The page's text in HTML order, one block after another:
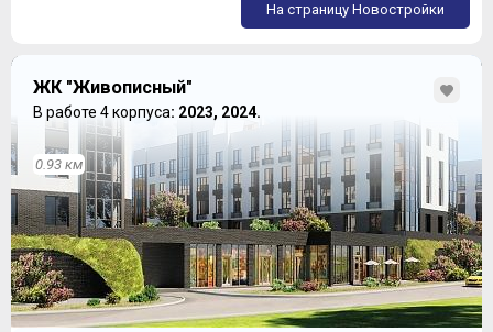
На страницу Новостройки
ЖК "Живописный"
В работе 4 корпуса: 2023, 2024.
0.93 км